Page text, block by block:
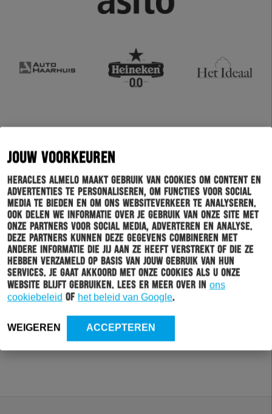
JOUW VOORKEUREN
Heracles Almelo maakt gebruik van cookies om content en
advertenties te personaliseren, om functies voor social
media te bieden en om ons websiteverkeer te analyseren.
Ook delen we informatie over je gebruik van onze site met
onze partners voor social media, adverteren en analyse.
Deze partners kunnen deze gegevens combineren met
andere informatie die jij aan ze heeft verstrekt of die ze
hebben verzameld op basis van jouw gebruik van hun
services. Je gaat akkoord met onze cookies als u onze
website blijft gebruiken. Lees er meer over in ons
cookiebeleid of het beleid van Google.
WEIGEREN ACCEPTEREN